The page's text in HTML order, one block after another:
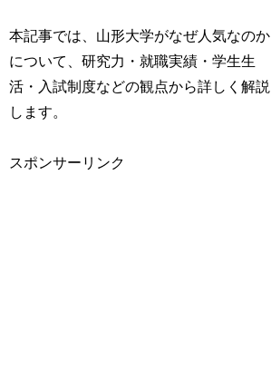
本記事では、山形大学がなぜ人気なのか
について、研究力・就職実績・学生生
活・入試制度などの観点から詳しく解説
します。
スポンサーリンク